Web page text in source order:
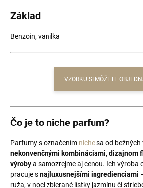
Základ
Benzoin, vanilka
VZORKU SI MÔŽETE
Čo je to niche parfum?
Parfumy s označením nichesa od bežných
nekonvenčnými kombináciami, dizajnom
výrobya samozrejme aj cenou. Ich výroba
pracuje snajluxusnejšími ingredienciami
ruža, v noci zbierané lístky jazmínu či